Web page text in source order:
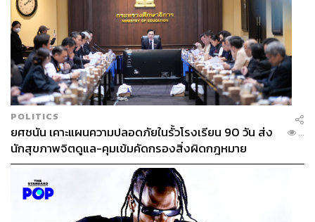
อีกหนึ่งความท้าทายของการทำร้านอาหารคือ การบริหาร
ทีม ที่มีพนักงานอาวุโสวัยมากกว่า 60 ปี ที่ต้องปรับตัวทำงาน
กับทีม R&D ซึ่งเป็นคนรุ่นใหม่ ต้องพยายามสร้างวัฒนธรรม
การทำงานร่วมกันระหว่าง 2 เจเนอเรชันอย่างสมดุล เช่น
การปรับกระบวนการผลิตจากที่เคยผัดไทยจานต่อจานหน้า
ร้าน สู่การทำผัดไทย 100 กล่องส่งขึ้นเครื่องบิน ที่ยังคง
รสชาติเดิมเอาไว้ให้ได้
เป้าหมายในอนาคต ไม่ต้อง ‘ใหญ่’ แต่ต้องโตอย่างแข็ง
แรง
POLITICS
ยศชนัน เคาะแผนความปลอดภัยในรั้วโรงเรียน 90 วัน ส่ง
นักสุขภาพจิตดูแล-คุมเข้มคัดกรองสิ่งผิดกฎหมาย
...